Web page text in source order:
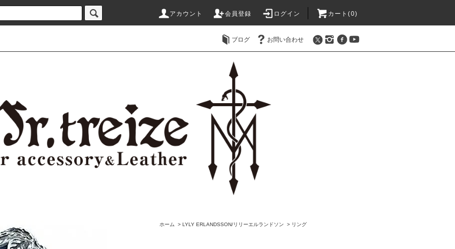
アカウント 会員登録 ログイン カート(0)
ブログ お問い合わせ
ホーム > LYLY ERLANDSSON/リリーエルランドソン > リング